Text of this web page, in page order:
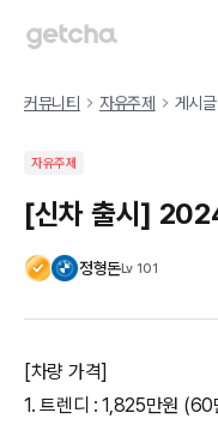
커뮤니티 자유주제 게시글
자유주제
[신차 출시]
정형돈Lv 101
[차량 가격]
1. 트렌디 : 1,825만원 (60